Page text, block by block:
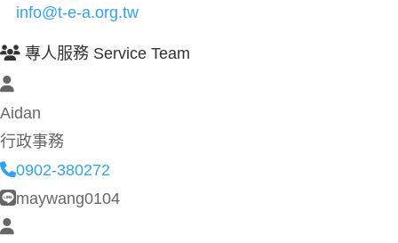
info@t-e-a.org.tw
專人服務 Service Team
Aidan
行政事務
0902-380272
maywang0104